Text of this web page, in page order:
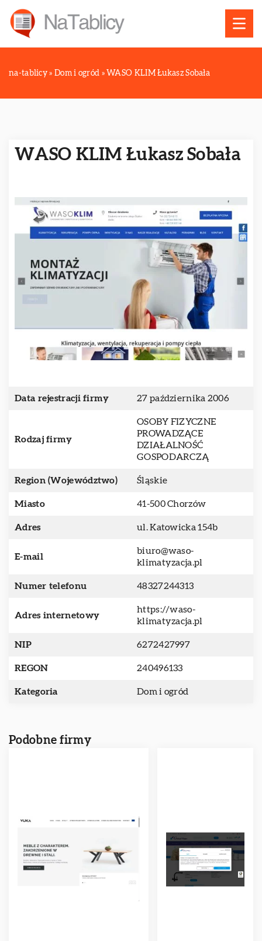
na-tablicy » Dom i ogród » WASO KLIM Łukasz Sobała
WASO KLIM Łukasz Sobała
Data rejestracji firmy 27 października 2006
Rodzaj firmy
OSOBY FIZYCZNE
PROWADZĄCE
DZIAŁALNOŚĆ
GOSPODARCZĄ
Region (Województwo) Śląskie
Miasto 41-500 Chorzów
Adres ul. Katowicka 154b
E-mail
biuro@waso-
klimatyzacja.pl
Numer telefonu 48327244313
Adres internetowy
https://waso-
klimatyzacja.pl
NIP 6272427997
REGON 240496133
Kategoria Dom i ogród
Podobne firmy